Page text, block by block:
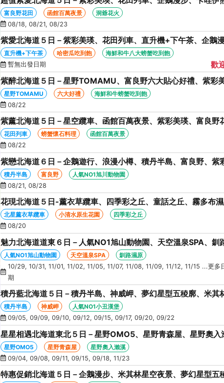
星空夜景、洞爺花火、螃蟹懷石、啤酒暢飲
富良野花田 函館百萬夜景
洞爺花火
08/18, 08/21, 08/23
紫愛北海道５日－紫彩美瑛、花田列車、直升機+下午茶、企鵝
函館百萬夜景、哈密瓜+海鮮和牛八大螃蟹吃到飽
直升機+下午茶 哈密瓜吃到飽
海鮮和牛八大螃蟹吃到飽
暫無出發日期
歡
紫醉北海道５日－星野TOMAMU、富良野六大貼心好禮、紫彩
船、知床五湖、哈密瓜+海鮮和牛螃蟹吃到飽
星野TOMAMU 六大好禮
海鮮和牛螃蟹吃到飽
08/22
紫薰北海道５日－星空纜車、函館百萬夜景、紫彩美瑛、富良野
之丘、花田列車、螃蟹懷石料理
花田列車 螃蟹懷石料理
函館百萬夜景
08/22
紫戀北海道６日－企鵝遊行、浪漫小樽、積丹半島、富良野、紫
白金青池、旭山動物園、旭川常盤旋轉塔
積丹半島 富良野
人氣NO1旭川動物園
08/21, 08/28
花現北海道５日-薰衣草纜車、四季彩之丘、童話之丘、霧多布
生花園、摩周湖、熱氣球、天空溫泉SPA、螃蟹吃到飽
北星薰衣草纜車 小清水原生花園
四季彩之丘
08/20
魅力北海道道東６日－人氣NO1旭山動物園、天空溫泉SPA、釧
鶴、霧之摩周湖、屈斜路湖、砂湯體驗
人氣NO1旭山動物園 天空溫泉SPA
釧路濕原
10/29, 10/31, 11/01, 11/02, 11/05, 11/07, 11/08, 11/09, 11/12, 11/15 ...更多
期
積丹藍北海道５日－積丹半島、神威岬、夢幻星型五稜廓、米其
人氣NO1小丑漢堡、河童足湯、奇幻燈遊步道、璀璨溪谷
積丹半島 神威岬
人氣NO1小丑漢堡
09/05, 09/09, 09/10, 09/12, 09/15, 09/17, 09/20, 09/22
星星相遇北海道東北５日－星野OMO5、星野青森屋、星野奧入
景、新幹線北斗號、睡魔之家、十和田湖(不進免稅店)
星野OMO5 星野青森屋
星野奧入瀨溪
09/04, 09/08, 09/11, 09/15, 09/18, 11/23
特惠促銷北海道５日－企鵝漫步、米其林星空夜景、夢幻星型五